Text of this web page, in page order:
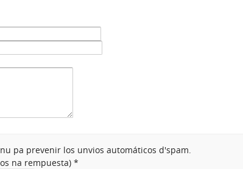
pa prevenir los unvios automáticos d'spam.
na rempuesta)*